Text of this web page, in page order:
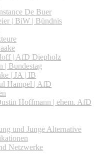
De Buer
| BiW | Bündnis
| AfD Diepholz
| Bundestag
| JA | IB
Hampel | AfD
Hoffmann | ehem. AfD
und Junge Alternative
Netzwerke